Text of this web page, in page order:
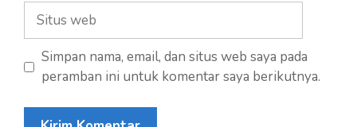
Situs
web
Simpan nama, email, dan situs web saya pada
peramban ini untuk komentar saya berikutnya.